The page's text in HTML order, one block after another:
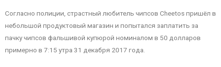
Согласно полиции, страстный любитель чипсов Cheetos пришёл в
небольшой продуктовый магазин и попытался заплатить за
пачку чипсов фальшивой купюрой номиналом в 50 долларов
примерно в 7:15 утра 31 декабря 2017 года.